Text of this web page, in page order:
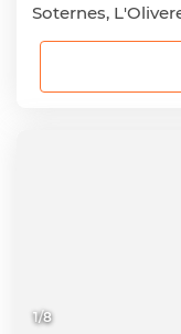
Soternes,
1/8